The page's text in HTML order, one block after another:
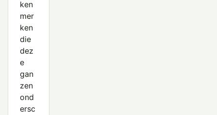
ken
mer
ken
die
dez
e
gan
zen
ond
ersc